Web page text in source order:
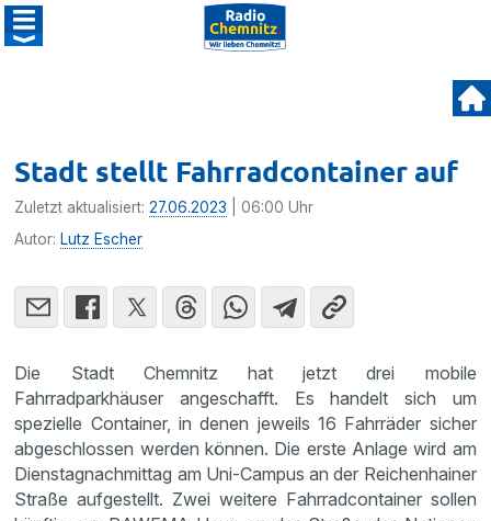
Stadt stellt Fahrradcontainer auf
Zuletzt aktualisiert:27.06.2023 | 06:00 Uhr
Autor: Lutz Escher
Die Stadt Chemnitz hat jetzt drei mobile
Fahrradparkhäuser angeschafft. Es handelt sich um
spezielle Container, in denen jeweils 16 Fahrräder sicher
abgeschlossen werden können. Die erste Anlage wird am
Dienstagnachmittag am Uni-Campus an der Reichenhainer
Straße aufgestellt. Zwei weitere Fahrradcontainer sollen